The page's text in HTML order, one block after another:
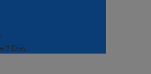
7 Dias